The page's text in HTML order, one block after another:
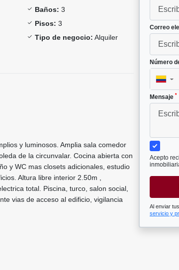
Baños: 3
Pisos: 3
Tipo de negocio: Alquiler
y luminosos. Amplia sala comedor
de la circunvalar. Cocina abierta con
y WC mas closets adicionales, estudio
Altura libre interior 2.50m ,
total. Piscina, turco, salon social,
vias de acceso al edificio, vigilancia
Correo
Número
▼
Mensaje *
Acepto
Al enviar
servicio y